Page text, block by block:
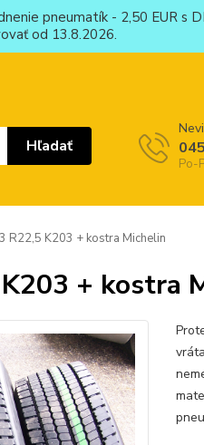
pneumatík - 2,50 EUR s
od 13.8.2026.
Hľadať
Po-
R22,5 K203 + kostra Michelin
+ kostra